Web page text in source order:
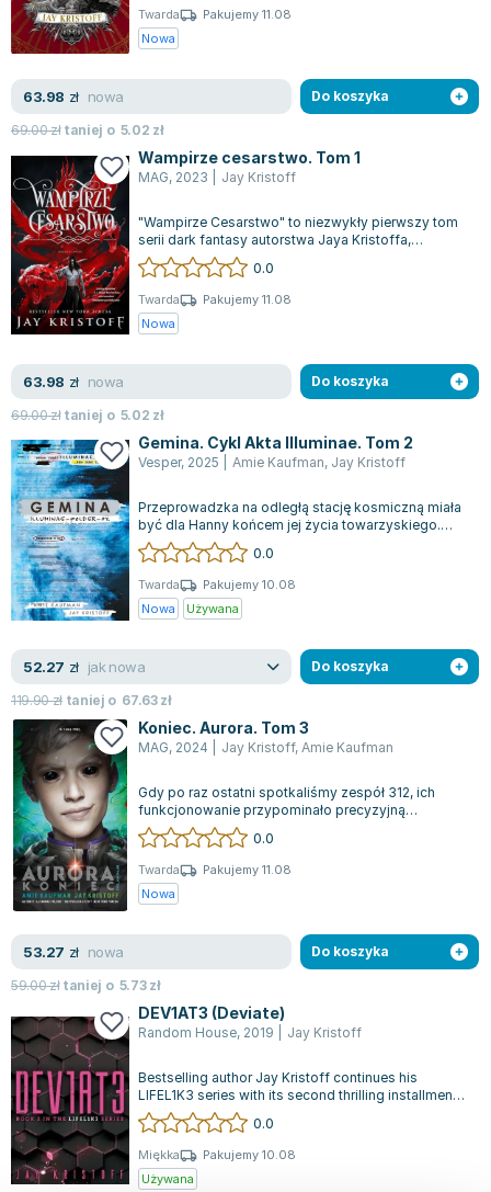
Twarda
Pakujemy 11.08
Nowa
63.98 zł nowa
69.00złtaniej o 5.02 zł
Do koszyka
Wampirze cesarstwo. Tom 1
MAG, 2023 Jay Kristoff
"Wampirze Cesarstwo" to niezwykły pierwszy tom
serii dark fantasy autorstwa Jaya Kristoffa,
znanego z bestsellerów New York Timesa...
0.0
Twarda
Pakujemy 11.08
Nowa
63.98 zł nowa
69.00złtaniej o 5.02 zł
Do koszyka
Gemina. Cykl Akta Illuminae. Tom 2
Vesper, 2025 Amie Kaufman, Jay Kristoff
Przeprowadzka na odległą stację kosmiczną miała
być dla Hanny końcem jej życia towarzyskiego.
Nikt jej nie uprzedził, że może staw...
0.0
Twarda
Pakujemy 10.08
Nowa
Używana
52.27 zł jak nowa
119.90zł taniej o 67.63zł
Do koszyka
Koniec. Aurora. Tom 3
MAG, 2024 Jay Kristoff, Amie Kaufman
Gdy po raz ostatni spotkaliśmy zespół 312, ich
funkcjonowanie przypominało precyzyjną
maszynerię; wspólnie stawiali czoła intergal...
0.0
Twarda
Pakujemy 11.08
Nowa
53.27 zł nowa
59.00złtaniej o 5.73zł
Do koszyka
DEV1AT3 (Deviate)
Random House, 2019 Jay Kristoff
Bestselling author Jay Kristoff continues his
LIFEL1K3 series with its second thrilling installment,
praised by Marie Lu for its i...
0.0
Miękka
Pakujemy 10.08
Używana